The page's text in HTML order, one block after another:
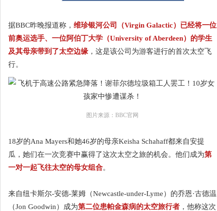
据BBC昨晚报道称， 维珍银河公司（Virgin Galactic）已经将一位
前奥运选手、一位阿伯丁大学（University of Aberdeen）的学生
及其母亲带到了太空边缘 ，这是该公司为游客进行的首次太空飞
行。
图片来源：BBC官网
18岁的Ana Mayers和她46岁的母亲Keisha Schahaff都来自安提
瓜，她们在一次竞赛中赢得了这次太空之旅的机会。他们成为第
一对一起飞往太空的母女组合。
来自纽卡斯尔-安德-莱姆（Newcastle-under-Lyme）的乔恩·古德温
（Jon Goodwin）成为第二位患帕金森病的太空旅行者 ，他称这次